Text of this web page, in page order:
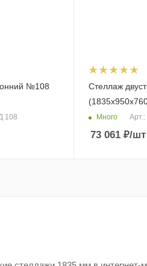
№108
108
Стеллаж
Много
73 061₽/шт